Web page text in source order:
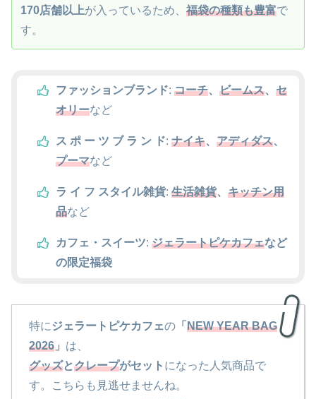
170店舗以上が入っているため、 福袋の種類も豊富で
す。
ファッションブランド: コーチ、 ビームス、 セ
オリーなど
ス ポ ー ツ ブ ラ ン ド: ナイキ、 アディダス、
プーマなど
ラ イ フ スタイル雑貨: 生活雑貨、 キッチン用
品など
カフェ・スイーツ: ジェラートピケカフェなど
の限定福袋
特に ジェラートピケカフェの 「 NEW YEAR BAG
2026 」 は、
グッズとクレープがセット になった人気商品で
す。こちらも見逃せませんね。